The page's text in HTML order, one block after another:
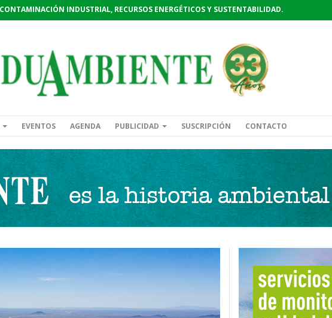
INDUSTRIAL, RECURSOS ENERGÉTICOS Y SUSTENTABILIDAD.
EVENTOS AGENDA PUBLICIDAD SUSCRIPCIÓN CONTACTO